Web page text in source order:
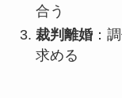
合う
裁判離婚：
求める